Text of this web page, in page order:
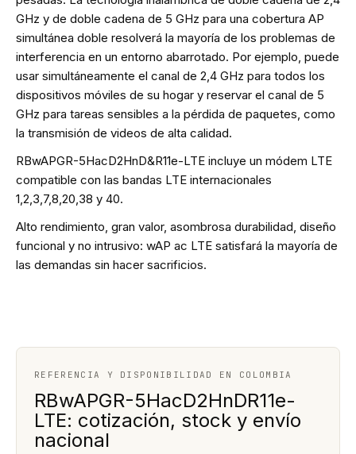
GHz y de doble cadena de 5 GHz para una cobertura AP
simultánea doble resolverá la mayoría de los problemas de
interferencia en un entorno abarrotado. Por ejemplo, puede
usar simultáneamente el canal de 2,4 GHz para todos los
dispositivos móviles de su hogar y reservar el canal de 5
GHz para tareas sensibles a la pérdida de paquetes, como
la transmisión de videos de alta calidad.
RBwAPGR-5HacD2HnD&R11e-LTE incluye un módem LTE
compatible con las bandas LTE internacionales
1,2,3,7,8,20,38 y 40.
Alto rendimiento, gran valor, asombrosa durabilidad, diseño
funcional y no intrusivo: wAP ac LTE satisfará la mayoría de
las demandas sin hacer sacrificios.
REFERENCIA Y DISPONIBILIDAD EN COLOMBIA
RBwAPGR-5HacD2HnDR11e-
LTE: cotización, stock y envío
nacional